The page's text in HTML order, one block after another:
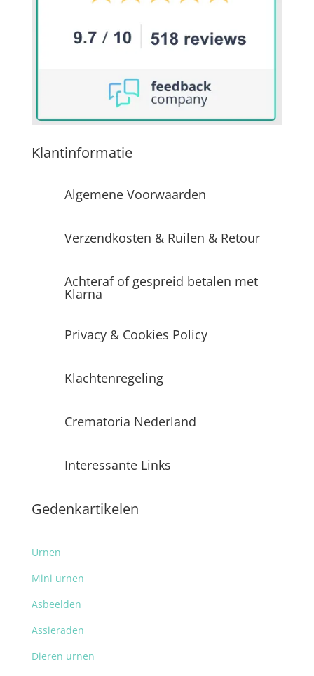
Klantinformatie
Algemene Voorwaarden
Verzendkosten & Ruilen & Retour
Achteraf of gespreid betalen met
Klarna
Privacy & Cookies Policy
Klachtenregeling
Crematoria Nederland
Interessante Links
Gedenkartikelen
Urnen
Mini urnen
Asbeelden
Assieraden
Dieren urnen